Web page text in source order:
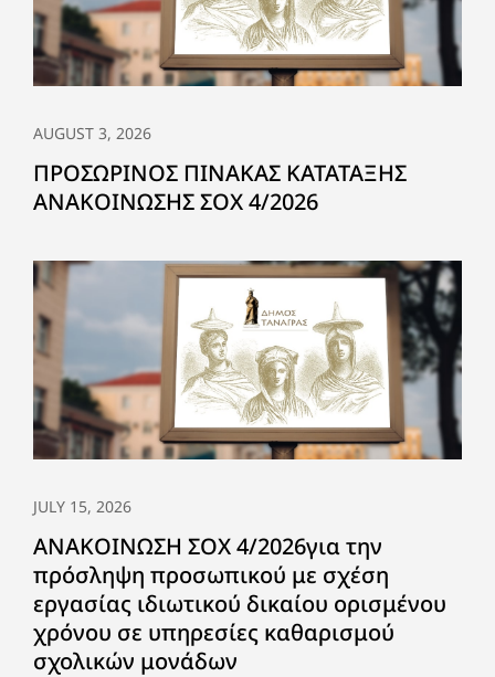
AUGUST 3, 2026
ΠΡΟΣΩΡΙΝΟΣ ΠΙΝΑΚΑΣ ΚΑΤΑΤΑΞΗΣ
ΑΝΑΚΟΙΝΩΣΗΣ ΣΟΧ 4/2026
JULY 15, 2026
ΑΝΑΚΟΙΝΩΣΗ ΣΟΧ 4/2026για την
πρόσληψη προσωπικού με σχέση
εργασίας ιδιωτικού δικαίου ορισμένου
χρόνου σε υπηρεσίες καθαρισμού
σχολικών μονάδων